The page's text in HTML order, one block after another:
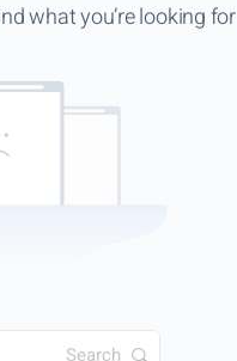
what you’re looking for.